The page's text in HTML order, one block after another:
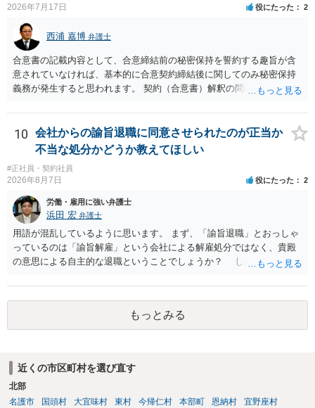
方式と着手金ゼロまたは少額で成功報酬大目の方式のどちらかが多い
と思います（個々の弁護士次第なので一般化はできません）。 早めに
弁護士に直接面談で相談されることをお勧めします。
2026年7月17日 役にたった 2
西浦 嘉博 弁護士
合意書の記載内容として、合意締結前の秘密保持を誓約する趣旨が含
意されていなければ、基本的に合意契約締結後に関してのみ秘密保持
義務が発生すると思われます。 契約（合意書）解釈の問題ですので、
場合、最寄りの法律事務所で相談されることを検討ください。
10
会社からの諭旨退職に同意させられたのが正当か
不当な処分かどうか教えてほしい
#正社員・契約社員
2026年8月7日 役にたった 2
労働・雇用に強い弁護士
浜田 宏 弁護士
用語が混乱しているように思います。 まず、「諭旨退職」とおっしゃ
っているのは「諭旨解雇」という会社による解雇処分ではなく、貴殿
の意思による自主的な退職ということでしょうか？ しかし、記載さ
す。 その場合、解雇には客観的で合理的な理由が必要であり、かつ
解雇という処分が社会通念上相当と認められない限り、解雇は無効で
す。 結局、貴殿のネット炎上の内容や原因、勤務先に与えた影響な
どを具体的に検討しなければ、何とも申し上げることができません。
士にご相談下さい。
もっとみる
近くの市区町村を選び直す
北部
名護市
国頭村 大宜味村 東村 今帰仁村 本部町 恩納村
宜野座村